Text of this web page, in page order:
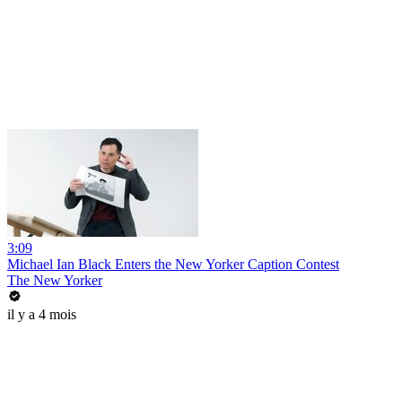
3:09
Michael Ian Black Enters the New Yorker Caption Contest
The New Yorker
il y a 4 mois